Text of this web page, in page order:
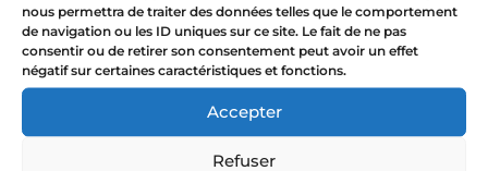
nous permettra de traiter des données telles que le comportement
de navigation ou les ID uniques sur ce site. Le fait de ne pas
consentir ou de retirer son consentement peut avoir un effet
négatif sur certaines caractéristiques et fonctions.
Accepter
Refuser
Longueur
Ajouter au panier